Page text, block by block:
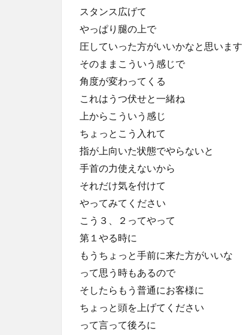
スタンス広げて
やっぱり腿の上で
圧していった方がいいかなと思います
そのままこういう感じで
角度が変わってくる
これはうつ伏せと一緒ね
上からこういう感じ
ちょっとこう入れて
指が上向いた状態でやらないと
手首の力使えないから
それだけ気を付けて
やってみてください
こう３、２ってやって
第１やる時に
もうちょっと手前に来た方がいいな
って思う時もあるので
そしたらもう普通にお客様に
ちょっと頭を上げてください
って言って後ろに